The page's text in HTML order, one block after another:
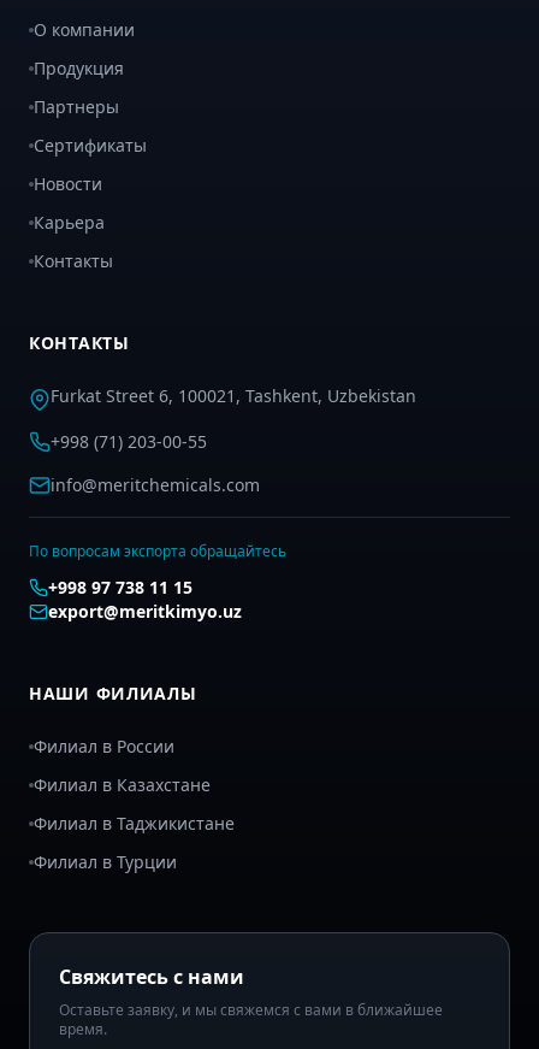
О компании
Продукция
Партнеры
Сертификаты
Новости
Карьера
Контакты
КОНТАКТЫ
Furkat Street 6, 100021, Tashkent, Uzbekistan
+998 (71) 203-00-55
info@meritchemicals.com
По вопросам экспорта обращайтесь
+998 97 738 11 15
export@meritkimyo.uz
НАШИ ФИЛИАЛЫ
Филиал в России
Филиал в Казахстане
Филиал в Таджикистане
Филиал в Турции
Свяжитесь с нами
Оставьте заявку, и мы свяжемся с вами в ближайшее
время.